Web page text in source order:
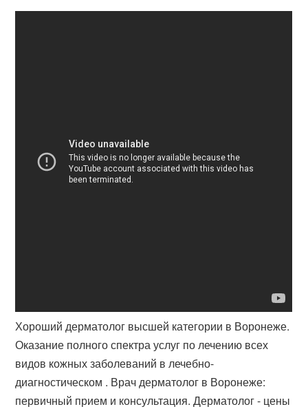
Хороший дерматолог высшей категории в Воронеже.
Оказание полного спектра услуг по лечению всех
видов кожных заболеваний в лечебно-
диагностическом . Врач дерматолог в Воронеже:
первичный прием и консультация. Дерматолог - цены